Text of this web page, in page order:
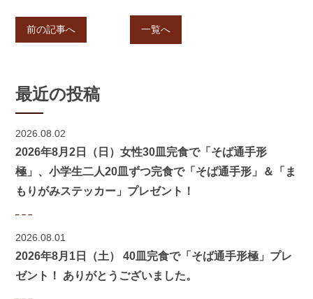
前の記事へ 一覧へ
最近の投稿
2026.08.02
2026年8月2日（日）女性30皿完食で「そば通手形
極」、小学生二人20皿ずつ完食で「そば通手形」＆「ま
もりがみステッカー」プレゼント！
2026.08.01
2026年8月1日（土） 40皿完食で「そば通手形極」プレ
ゼント！ ありがとうございました。